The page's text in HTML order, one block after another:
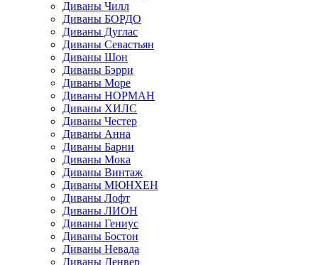
Диваны Чилл
Диваны БОРДО
Диваны Дуглас
Диваны Севастьян
Диваны Шон
Диваны Бэрри
Диваны Море
Диваны НОРМАН
Диваны ХИЛС
Диваны Честер
Диваны Анна
Диваны Барни
Диваны Мока
Диваны Винтаж
Диваны МЮНХЕН
Диваны Лофт
Диваны ЛИОН
Диваны Гениус
Диваны Бостон
Диваны Невада
Диваны Денвер